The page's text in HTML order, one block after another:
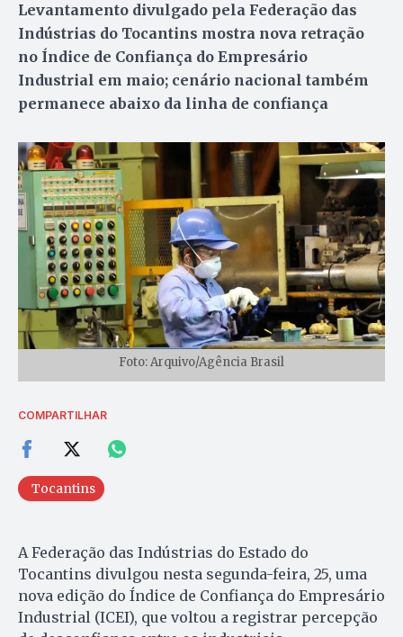
Levantamento divulgado pela Federação das
Indústrias do Tocantins mostra nova retração
no Índice de Confiança do Empresário
Industrial em maio; cenário nacional também
permanece abaixo da linha de confiança
Foto: Arquivo/Agência Brasil
COMPARTILHAR
Tocantins
A Federação das Indústrias do Estado do
Tocantins divulgou nesta segunda-feira, 25, uma
nova edição do Índice de Confiança do Empresário
Industrial (ICEI), que voltou a registrar percepção